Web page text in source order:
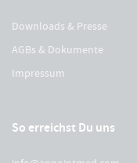
Downloads & Presse
AGBs & Dokumente
Impressum
So erreichst Du uns